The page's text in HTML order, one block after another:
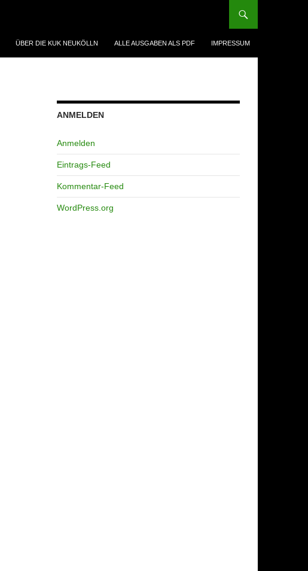
ÜBER DIE KUK NEUKÖLLN ALLE AUSGABEN ALS PDF IMPRESSUM
ANMELDEN
Anmelden
Eintrags-Feed
Kommentar-Feed
WordPress.org